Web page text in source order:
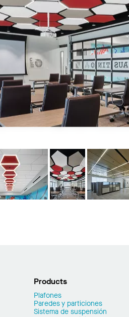
Products
Plafones
Paredes y particiones
Sistema de suspensión